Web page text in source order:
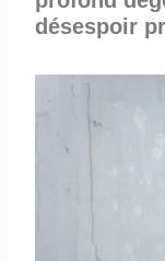
désespoir